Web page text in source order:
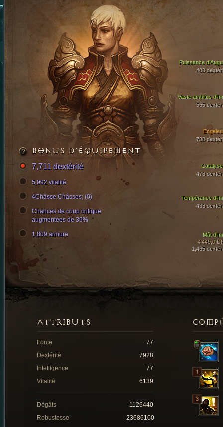
Vaste ambitus
565
738
Puissance
483
Tempérance
433
Mât
4 449,0
1,465
473
BONUS D’ÉQUIPEMENT
7,711 dextérité
5,992 vitalité
4Châsse:Châsses; (0)
Chances de coup critique
augmentées de 39%
1,809 armure
ATTRIBUTS
Force
77
Dextérité
7928
Intelligence
77
Vitalité
6139
Dégâts
1126440
Robustesse
23686100